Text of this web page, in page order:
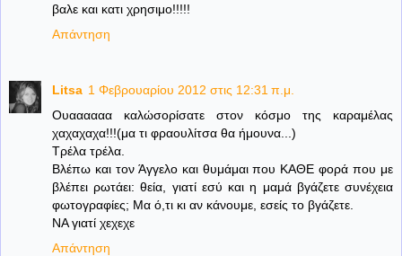
βαλε και κατι χρησιμο!!!!!
Απάντηση
Litsa 1 Φεβρουαρίου 2012 στις 12:31 π.μ.
Ουαααααα καλώσορίσατε στον κόσμο της καραμέλας
χαχαχαχα!!!(μα τι φραουλίτσα θα ήμουνα...)
Τρέλα τρέλα.
Βλέπω και τον Άγγελο και θυμάμαι που ΚΑΘΕ φορά που με
βλέπει ρωτάει: θεία, γιατί εσύ και η μαμά βγάζετε συνέχεια
φωτογραφίες; Μα ό,τι κι αν κάνουμε, εσείς το βγάζετε.
ΝΑ γιατί χεχεχε
Απάντηση